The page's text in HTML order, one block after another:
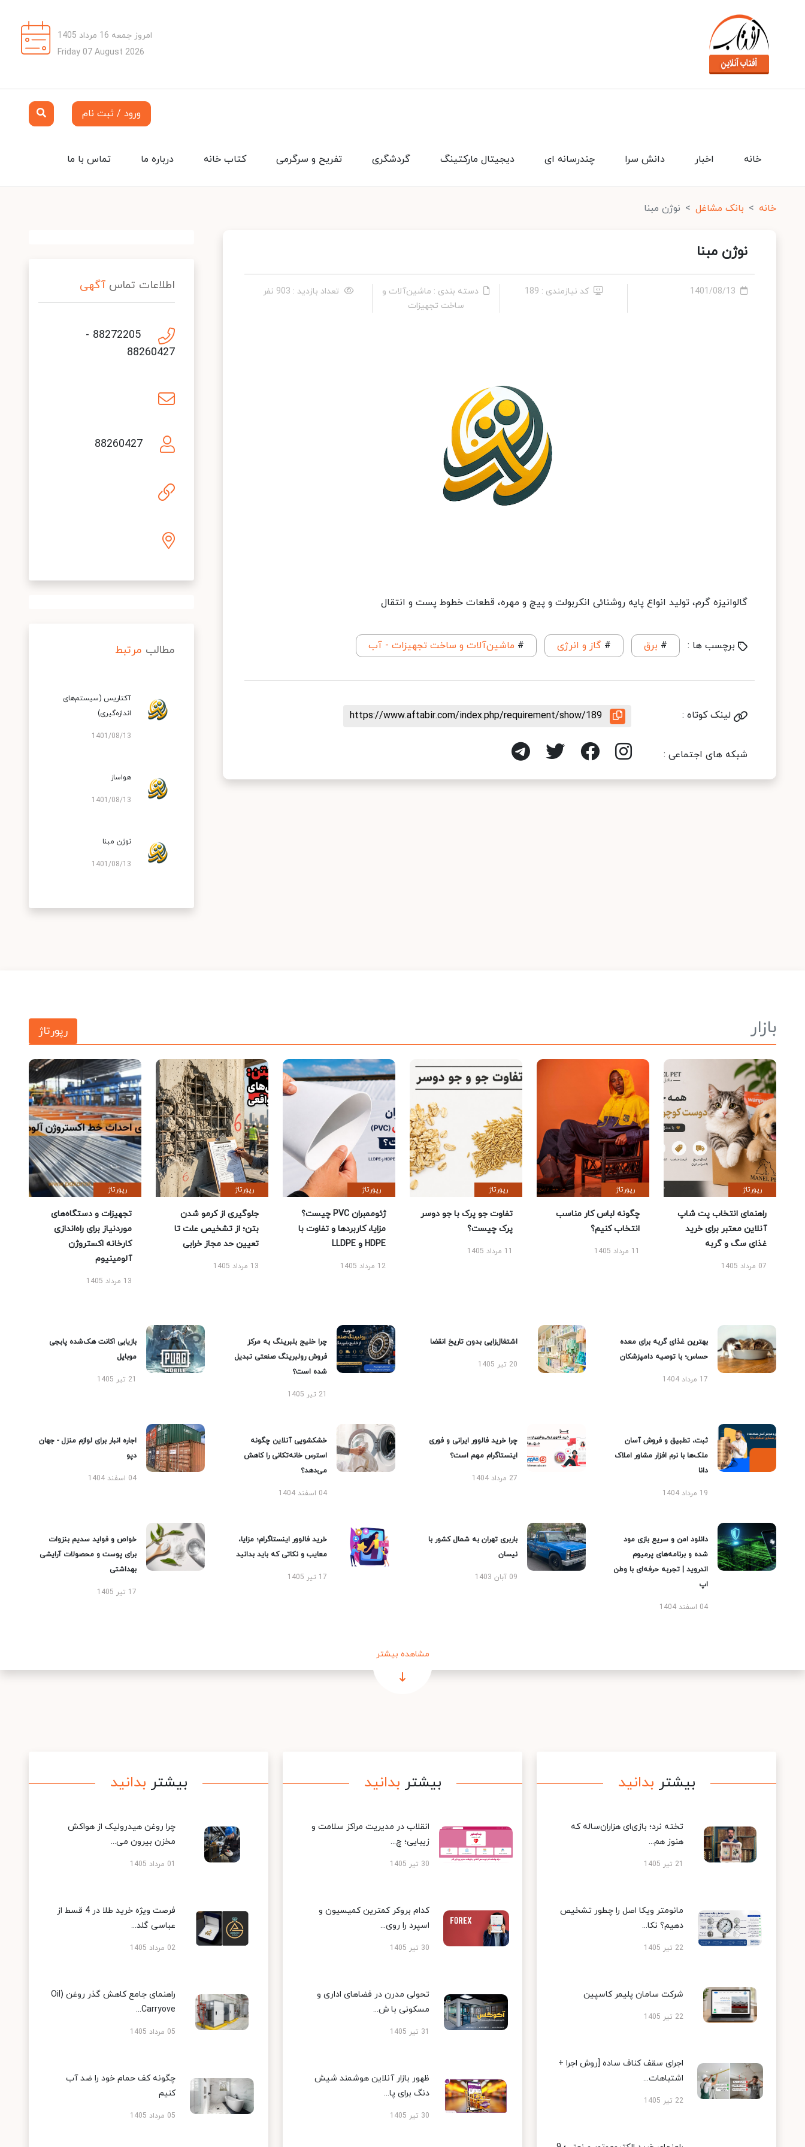
امروز جمعه 16 مرداد 1405
Friday 07 August 2026
ورود / ثبت نام
تماس با ما درباره ما کتاب خانه تفریح و سرگرمی گردشگری دیجیتال مارکتینگ چندرسانه ای دانش سرا اخبار خانه
خانه بانک مشاغل نوژن مبنا
نوژن مبنا
1401/08/13 کد نیازمندی : 189
دسته بندی : ماشین‌آلات و
ساخت تجهیزات
تعداد بازدید : 903 نفر
گالوانیزه گرم، تولید انواع پایه روشنائی انکربولت و پیچ و مهره، قطعات خطوط پست و انتقال
برچسب ها : # برق # گاز و انرژی # ماشین‌آلات و ساخت تجهیزات - آب
لینک کوتاه : https://www.aftabir.com/index.php/requirement/show/189
شبکه های اجتماعی :
اطلاعات تماس آگهی
88272205 -
88260427
88260427
مطالب مرتبط
آکتاریس (سیستم‌های
اندازه‌گیری)
1401/08/13
هواساز
1401/08/13
نوژن مبنا
1401/08/13
بازار رپورتاژ
رپورتاژ
راهنمای انتخاب پت شاپ
آنلاین معتبر برای خرید
غذای سگ و گربه
07 مرداد 1405
رپورتاژ
چگونه لباس کار مناسب
انتخاب کنیم؟
11 مرداد 1405
رپورتاژ
تفاوت جو پرک با جو دوسر
پرک چیست؟
11 مرداد 1405
رپورتاژ
ژئوممبران PVC چیست؟
مزایا، کاربردها و تفاوت با
HDPE و LLDPE
12 مرداد 1405
رپورتاژ
جلوگیری از کرمو شدن
بتن؛ از تشخیص علت تا
تعیین حد مجاز خرابی
13 مرداد 1405
رپورتاژ
تجهیزات و دستگاه‌های
موردنیاز برای راه‌اندازی
کارخانه اکستروژن
آلومینیوم
13 مرداد 1405
بهترین غذای گربه برای معده
حساس؛ با توصیه دامپزشکان
17 مرداد 1404
اشتغال‌زایی بدون تاریخ انقضا
20 تیر 1405
چرا خلیج بلبرینگ به مرکز
فروش رولبرینگ صنعتی تبدیل
شده است؟
21 تیر 1405
بازیابی اکانت هک‌شده پابجی
موبایل
21 تیر 1405
ثبت، تطبیق و فروش آسان
ملک‌ها با نرم افزار مشاور املاک
دانا
19 مرداد 1404
چرا خرید فالوور ایرانی و فوری
اینستاگرام مهم است؟
27 مرداد 1404
خشکشویی آنلاین چگونه
استرس خانه‌تکانی را کاهش
می‌دهد؟
04 اسفند 1404
اجاره انبار برای لوازم منزل - جهان
دپو
04 اسفند 1404
دانلود امن و سریع بازی مود
شده و برنامه‌های پرمیوم
اندروید | تجربه حرفه‌ای با وطن
اپ
04 اسفند 1404
باربری تهران به شمال کشور با
نیسان
09 آبان 1403
خرید فالوور اینستاگرام؛ مزایا،
معایب و نکاتی که باید بدانید
17 تیر 1405
خواص و فواید سدیم بنزوات
برای پوست و محصولات آرایشی
بهداشتی
17 تیر 1405
مشاهده بیشتر
بیشتر بدانید
تخته نرد؛ بازی‌ای هزاران‌ساله که
هنوز هم...
21 تیر 1405
مانومتر ویکا اصل را چطور تشخیص
دهیم؟ نکا...
22 تیر 1405
شرکت سامان پلیمر کاسپین
22 تیر 1405
اجرای سقف کناف ساده [روش اجرا +
اشتباهات...
22 تیر 1405
بیشتر بدانید
انقلاب در مدیریت مراکز سلامت و
زیبایی؛ چ...
30 تیر 1405
کدام بروکر کمترین کمیسیون و
اسپرد را روی...
30 تیر 1405
تحولی مدرن در فضاهای اداری و
مسکونی با ش...
31 تیر 1405
ظهور بازار آنلاین هوشمند شیش
دنگ برای پا...
30 تیر 1405
بیشتر بدانید
چرا روغن هیدرولیک از هواکش
مخزن بیرون می...
01 مرداد 1405
فرصت ویژه خرید طلا در 4 قسط از
عباسی گلد...
02 مرداد 1405
راهنمای جامع کاهش گذر روغن (Oil
Carryove...
05 مرداد 1405
چگونه کف حمام خود را ضد آب
کنیم
05 مرداد 1405